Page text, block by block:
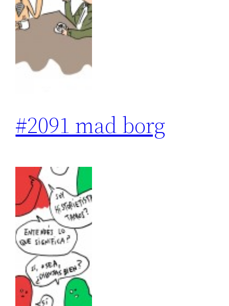
#2091 mad borg